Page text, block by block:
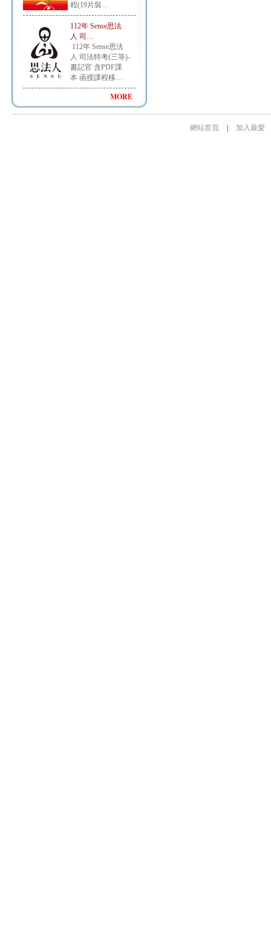
程(19片裝…
112年 Sense思法
人 司…
112年 Sense思法
人 司法特考(三等)-
書記官 含PDF課
本 函授課程移…
MORE
網站首頁 加入最愛